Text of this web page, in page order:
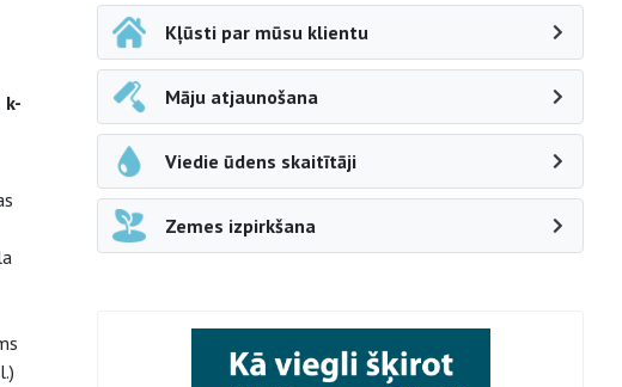
k-
Kļūsti par mūsu klientu
Māju atjaunošana
Viedie ūdens skaitītāji
Zemes izpirkšana